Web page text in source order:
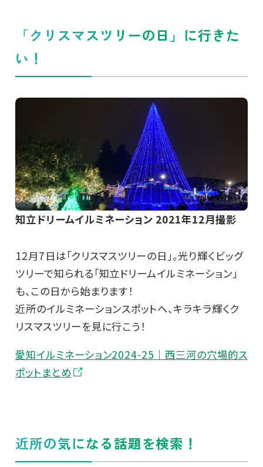
「クリスマスツリーの日」に行きた
い！
知立ドリームイルミネーション 2021年12月撮影
12月7日は「クリスマスツリーの日」。光り輝くビッグ
ツリーで知られる「知立ドリームイルミネーション」
も、この日から始まります！
近所のイルミネーションスポットへ、キラキラ輝くク
リスマスツリーを見に行こう！
愛知イルミネーション2024-25｜西三河の穴場的ス
ポットまとめ
近所の気になる話題を検索！